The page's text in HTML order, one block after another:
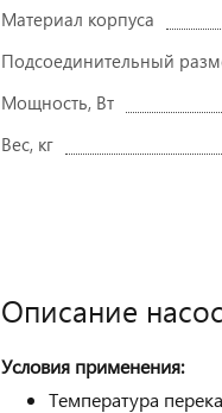
Материал корпуса
Подсоединительный
Мощность, Вт
Вес, кг
Описание
Условия применения:
Температура